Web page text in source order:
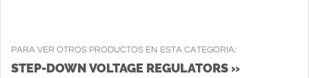
PARA VER OTROS PRODUCTOS EN ESTA CATEGORIA:
STEP-DOWN VOLTAGE REGULATORS »